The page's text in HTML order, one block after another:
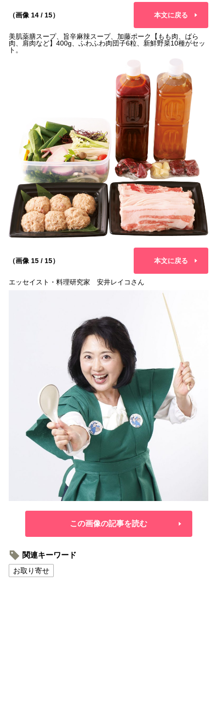
（画像 14 / 15） 本文に戻る
美肌薬膳スープ、旨辛麻辣スープ、加藤ポーク【もも肉、ばら
肉、肩肉など】400g、ふわふわ肉団子6粒、新鮮野菜10種がセッ
ト。
（画像 15 / 15） 本文に戻る
エッセイスト・料理研究家 安井レイコさん
この画像の記事を読む
関連キーワード
お取り寄せ